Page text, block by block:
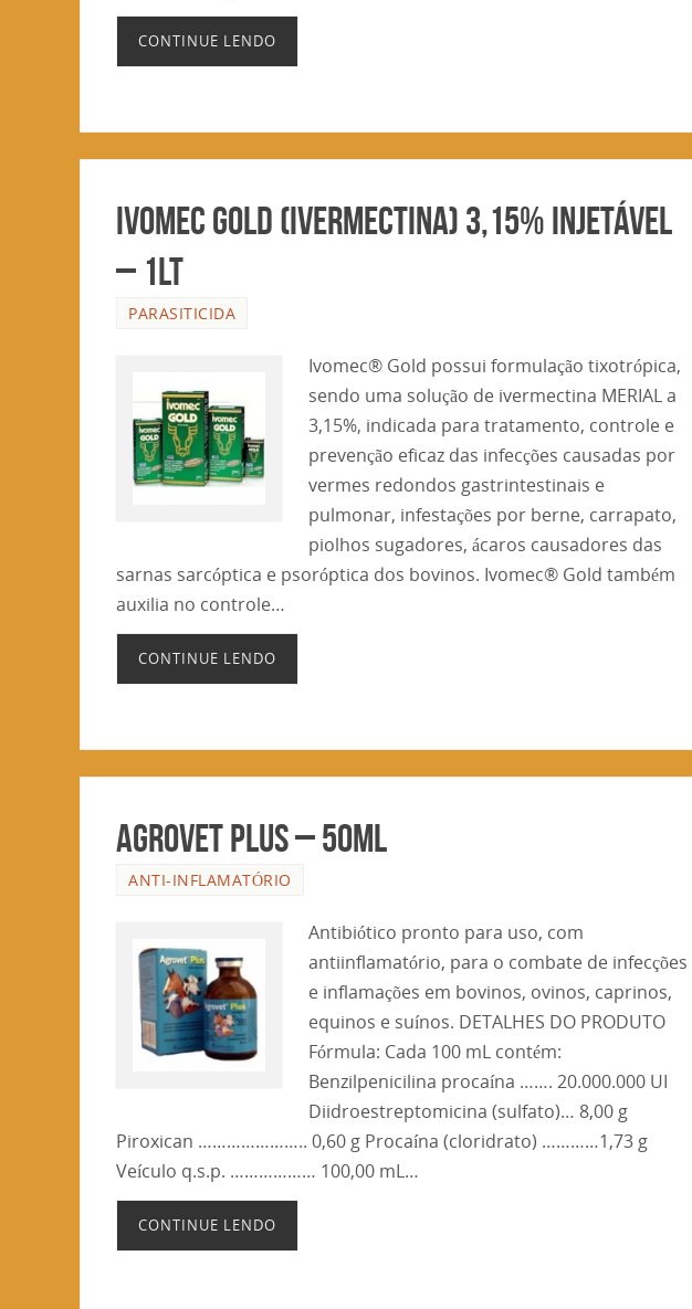
CONTINUE LENDO
IVOMEC GOLD (IVERMECTINA) 3,15% INJETÁVEL
– 1Lt
PARASITICIDA
Ivomec® Gold possui formulação tixotrópica,
sendo uma solução de ivermectina MERIAL a
3,15%, indicada para tratamento, controle e
prevenção eficaz das infecções causadas por
vermes redondos gastrintestinais e
pulmonar, infestações por berne, carrapato,
piolhos sugadores, ácaros causadores das
sarnas sarcóptica e psoróptica dos bovinos. Ivomec® Gold também
auxilia no controle…
CONTINUE LENDO
AGROVET PLUS – 50ml
ANTI-INFLAMATÓRIO
Antibiótico pronto para uso, com
antiinflamatório, para o combate de infecções
e inflamações em bovinos, ovinos, caprinos,
equinos e suínos. DETALHES DO PRODUTO
Fórmula: Cada 100 mL contém:
Benzilpenicilina procaína ……. 20.000.000 UI
Diidroestreptomicina (sulfato)… 8,00 g
Piroxican ………………….. 0,60 g Procaína (cloridrato) …………1,73 g
Veículo q.s.p. ……………… 100,00 mL…
CONTINUE LENDO